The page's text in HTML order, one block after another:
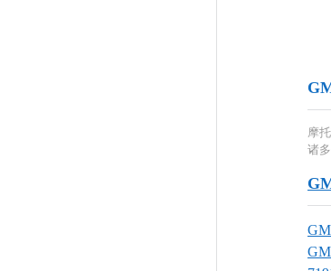
摩
诸多